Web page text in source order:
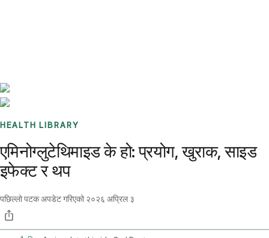
HEALTH LIBRARY
एमिनोग्लुटेथिमाइड के हो: प्रयोग, खुराक, साइड
इफेक्ट र थप
पछिल्लो पटक अपडेट गरिएको २०२६ अप्रिल ३